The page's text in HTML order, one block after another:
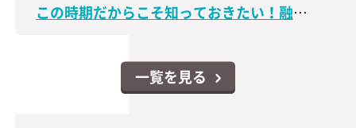
この時期だからこそ知っておきたい！融資・資金調達に関するコンテンツをアップしました│飲食店なんでもスクエア
一覧を見る